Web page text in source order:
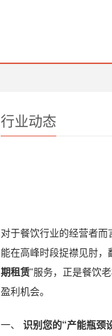
行业动态
对于餐饮行业的经营者
能在高峰时段捉襟见肘
期租赁”服务，正是餐饮
盈利机会。
一、 识别您的“产能瓶颈